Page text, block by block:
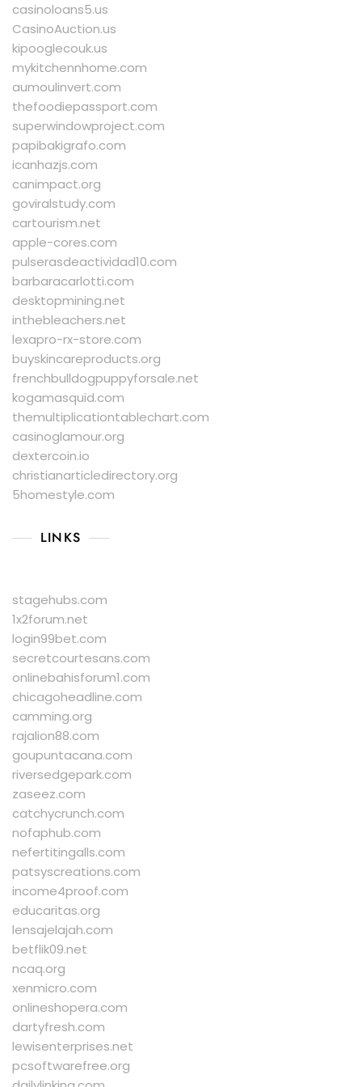
casinoloans5.us
CasinoAuction.us
kipooglecouk.us
mykitchennhome.com
aumoulinvert.com
thefoodiepassport.com
superwindowproject.com
papibakigrafo.com
icanhazjs.com
canimpact.org
goviralstudy.com
cartourism.net
apple-cores.com
pulserasdeactividad10.com
barbaracarlotti.com
desktopmining.net
inthebleachers.net
lexapro-rx-store.com
buyskincareproducts.org
frenchbulldogpuppyforsale.net
kogamasquid.com
themultiplicationtablechart.com
casinoglamour.org
dextercoin.io
christianarticledirectory.org
5homestyle.com
LINKS
stagehubs.com
1x2forum.net
login99bet.com
secretcourtesans.com
onlinebahisforum1.com
chicagoheadline.com
camming.org
rajalion88.com
goupuntacana.com
riversedgepark.com
zaseez.com
catchycrunch.com
nofaphub.com
nefertitingalls.com
patsyscreations.com
income4proof.com
educaritas.org
lensajelajah.com
betflik09.net
ncaq.org
xenmicro.com
onlineshopera.com
dartyfresh.com
lewisenterprises.net
pcsoftwarefree.org